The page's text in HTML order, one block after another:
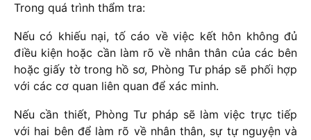
Trong quá trình thẩm tra:
Nếu có khiếu nại, tố cáo về việc kết hôn không đủ
điều kiện hoặc cần làm rõ về nhân thân của các bên
hoặc giấy tờ trong hồ sơ, Phòng Tư pháp sẽ phối hợp
với các cơ quan liên quan để xác minh.
Nếu cần thiết, Phòng Tư pháp sẽ làm việc trực tiếp
với hai bên để làm rõ về nhân thân, sự tự nguyện và